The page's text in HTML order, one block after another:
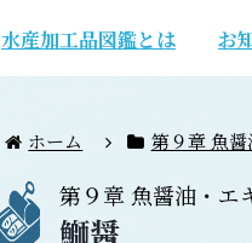
水産加工品図鑑とは お
ホーム 第９章 魚
第９章 魚醤油・エ
鰤醤